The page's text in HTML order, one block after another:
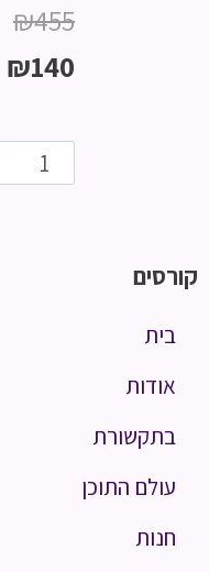
₪455
₪140
קורסים
בית
אודות
בתקשורת
עולם התוכן
חנות